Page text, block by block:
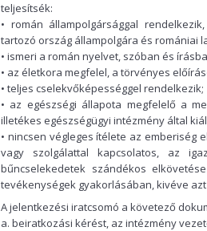
teljesítsék:
• román állampolgársággal
tartozó ország állampolgára és romániai
• ismeri a román nyelvet, szóban és
• az életkora megfelel, a törvényes
• teljes cselekvőképességgel rendelkezik;
• az egészségi állapota megfelelő a
illetékes egészségügyi intézmény által
• nincsen végleges ítélete az emberiség
vagy szolgálattal kapcsolatos, az
bűncselekedetek szándékos
tevékenységek gyakorlásában, kivéve
A jelentkezési iratcsomó a követező
a. beiratkozási kérést, az intézmény